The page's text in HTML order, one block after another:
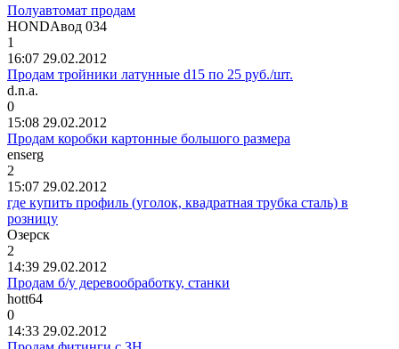
Полуавтомат продам
HONDAвод 034
1
16:07 29.02.2012
Продам тройники латунные d15 по 25 руб./шт.
d.n.a.
0
15:08 29.02.2012
Продам коробки картонные большого размера
enserg
2
15:07 29.02.2012
где купить профиль (уголок, квадратная трубка сталь) в
розницу
Озерск
2
14:39 29.02.2012
Продам б/у деревообработку, станки
hott64
0
14:33 29.02.2012